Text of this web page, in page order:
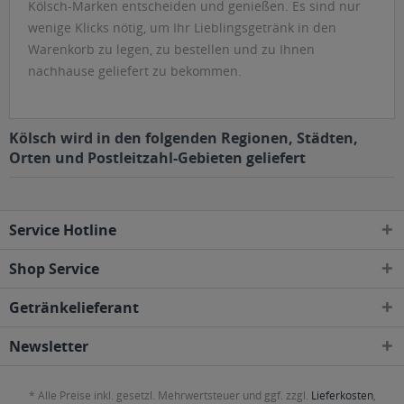
Kölsch-Marken entscheiden und genießen. Es sind nur
wenige Klicks nötig, um Ihr Lieblingsgetränk in den
Warenkorb zu legen, zu bestellen und zu Ihnen
nachhause geliefert zu bekommen.
Kölsch wird in den folgenden Regionen, Städten,
Orten und Postleitzahl-Gebieten geliefert
Service Hotline
Shop Service
Getränkelieferant
Newsletter
* Alle Preise inkl. gesetzl. Mehrwertsteuer und ggf. zzgl. Lieferkosten,